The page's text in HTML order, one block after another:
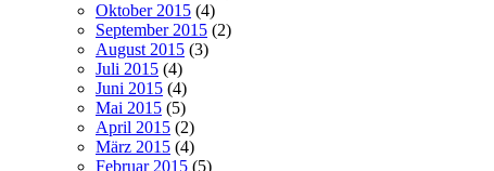
Oktober 2015 (4)
September 2015 (2)
August 2015 (3)
Juli 2015 (4)
Juni 2015 (4)
Mai 2015 (5)
April 2015 (2)
März 2015 (4)
Februar 2015 (5)